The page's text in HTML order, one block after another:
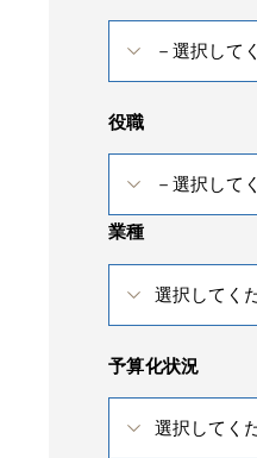
役職
業種
予算化状況